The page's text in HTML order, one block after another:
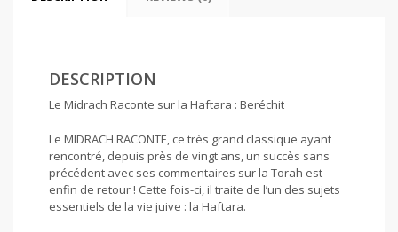
DESCRIPTION
Le Midrach Raconte sur la Haftara : Beréchit
Le MIDRACH RACONTE, ce très grand classique ayant
rencontré, depuis près de vingt ans, un succès sans
précédent avec ses commentaires sur la Torah est
enfin de retour ! Cette fois-ci, il traite de l’un des sujets
essentiels de la vie juive : la Haftara.